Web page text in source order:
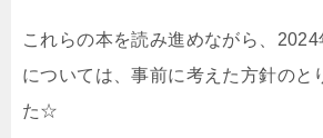
これらの本を読み進めながら、
については、事前に考えた方針のと
た☆